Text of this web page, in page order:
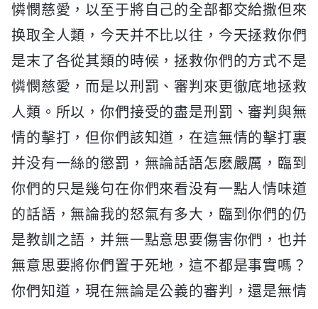
憐憫慈愛，以至于將自己的全部都交給撒但來
换取全人類，今天并不比以往，今天拯救你們
是末了各從其類的時候，拯救你們的方式不是
憐憫慈愛，而是以刑罰、審判來更徹底地拯救
人類。所以，你們接受的盡是刑罰、審判與無
情的擊打，但你們該知道，在這無情的擊打裏
并没有一絲的懲罰，無論話語怎麽嚴厲，臨到
你們的只是幾句在你們來看没有一點人情味道
的話語，無論我的怒氣有多大，臨到你們的仍
是教訓之語，并無一點意思要傷害你們，也并
無意思要將你們置于死地，這不都是事實嗎？
你們知道，現在無論是公義的審判，還是無情